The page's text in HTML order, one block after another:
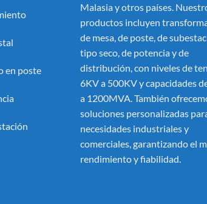
en poste
Malasia y otros países.
productos incluyen
de mesa, de poste, de
tipo seco, de potencia y de
distribución, con niveles de
6KV a 500KV y capacidades
a 1200MVA. También
soluciones personalizadas
necesidades industriales y
comerciales, garantizando el
rendimiento y fiabilidad.